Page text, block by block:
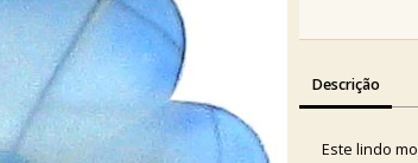
Descrição
Este lindo